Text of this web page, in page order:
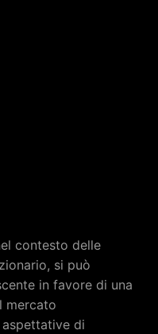
contesto delle
si può
in favore di una
mercato
di